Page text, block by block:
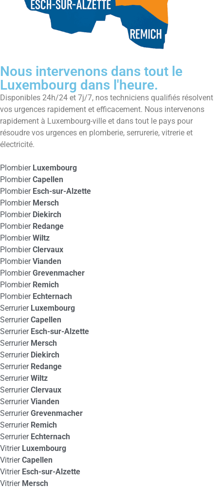
Nous intervenons dans tout le
Luxembourg dans l'heure.
Disponibles 24h/24 et 7j/7, nos techniciens qualifiés résolvent
vos urgences rapidement et efficacement. Nous intervenons
rapidement à Luxembourg-ville et dans tout le pays pour
résoudre vos urgences en plomberie, serrurerie, vitrerie et
électricité.
Plombier Luxembourg
PlombierCapellen
Plombier Esch-sur-Alzette
Plombier Mersch
Plombier Diekirch
Plombier Redange
PlombierWiltz
PlombierClervaux
PlombierVianden
PlombierGrevenmacher
Plombier Remich
Plombier Echternach
Serrurier Luxembourg
SerrurierCapellen
Serrurier Esch-sur-Alzette
Serrurier Mersch
Serrurier Diekirch
Serrurier Redange
SerrurierWiltz
SerrurierClervaux
SerrurierVianden
SerrurierGrevenmacher
Serrurier Remich
Serrurier Echternach
Vitrier Luxembourg
VitrierCapellen
Vitrier Esch-sur-Alzette
Vitrier Mersch